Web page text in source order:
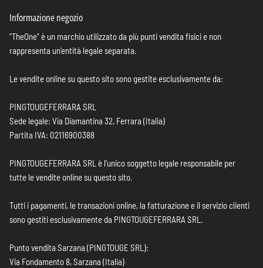
Informazione negozio
"TheOne" è un marchio utilizzato da più punti vendita fisici e non
rappresenta un'entità legale separata.
Le vendite online su questo sito sono gestite esclusivamente da:
PINGTOUGEFERRARA SRL
Sede legale: Via Diamantina 32, Ferrara (Italia)
Partita IVA: 02116900388
PINGTOUGEFERRARA SRL è l’unico soggetto legale responsabile per
tutte le vendite online su questo sito.
Tutti i pagamenti, le transazioni online, la fatturazione e il servizio clienti
sono gestiti esclusivamente da PINGTOUGEFERRARA SRL.
Punto vendita Sarzana (PINGTOUGE SRL):
Via Fondamento 8, Sarzana (Italia)